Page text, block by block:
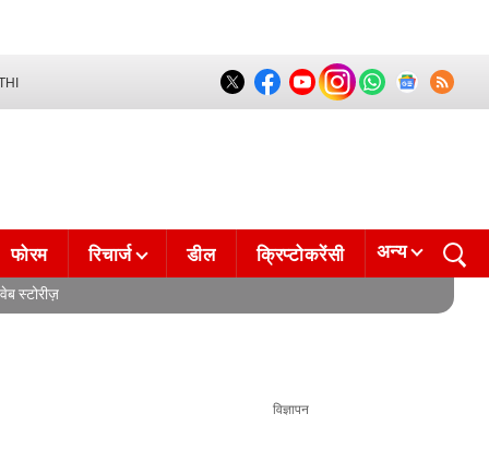
फोरम रिचार्ज डील क्रिप्टोकरेंसी अन्य
वेब स्टोरीज़
विज्ञापन